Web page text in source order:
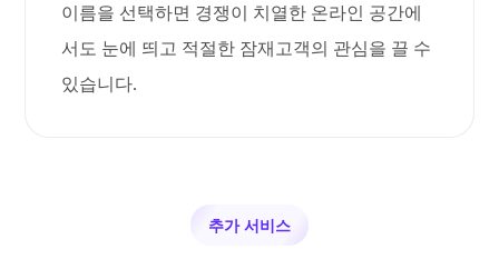
이름을 선택하면 경쟁이 치열한 온라인 공간에
서도 눈에 띄고 적절한 잠재고객의 관심을 끌 수
있습니다.
추가 서비스